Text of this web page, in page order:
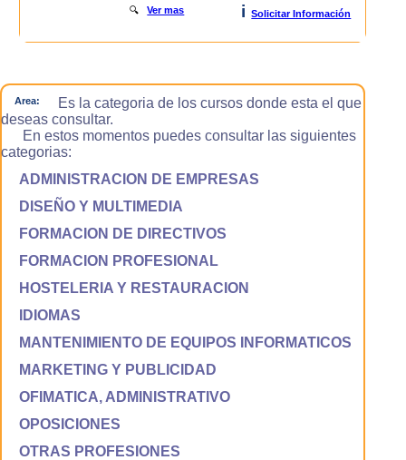
🔍Ver mas i Solicitar Información
Area:
Es la categoria de los cursos donde esta el que
deseas consultar.
En estos momentos puedes consultar las siguientes
categorias:
ADMINISTRACION DE EMPRESAS
DISEÑO Y MULTIMEDIA
FORMACION DE DIRECTIVOS
FORMACION PROFESIONAL
HOSTELERIA Y RESTAURACION
IDIOMAS
MANTENIMIENTO DE EQUIPOS INFORMATICOS
MARKETING Y PUBLICIDAD
OFIMATICA, ADMINISTRATIVO
OPOSICIONES
OTRAS PROFESIONES